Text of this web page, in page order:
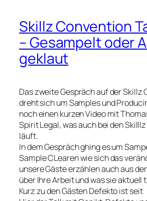
Skillz Convention
– Gesampelt oder
geklaut
Das zweite Gespräch auf der Skillz
dreht sich um Samples und
noch einen kurzen Video mit
Spirit Legal, was auch bei den
läuft.
In dem Gespräch ghing es um
Sample CLearen wie sich das
unsere Gäste erzählen auch aus
über Ihre Arbeit und was sie aktuell
Kurz zu den Gästen Defekto ist seit